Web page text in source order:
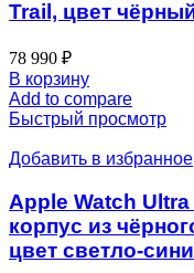
Trail, цвет
78 990 ₽
В корзину
Add to compare
Быстрый просмотр
Добавить в избранное
Apple Watch
корпус из
цвет светло-